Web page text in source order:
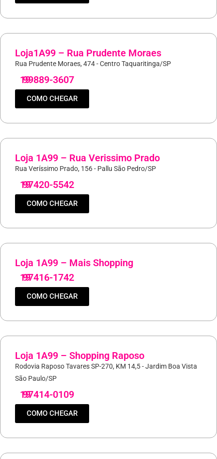
Loja1A99 – Rua Prudente Moraes
Rua Prudente Moraes, 474 - Centro Taquaritinga/SP
19
99889-3607
COMO CHEGAR
Loja 1A99 – Rua Verissimo Prado
Rua Veríssimo Prado, 156 - Pallu São Pedro/SP
19
97420-5542
COMO CHEGAR
Loja 1A99 – Mais Shopping
19
97416-1742
COMO CHEGAR
Loja 1A99 – Shopping Raposo
Rodovia Raposo Tavares SP-270, KM 14,5 - Jardim Boa Vista
São Paulo/SP
19
97414-0109
COMO CHEGAR